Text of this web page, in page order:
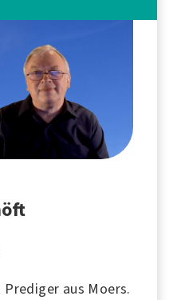
aus Moers.